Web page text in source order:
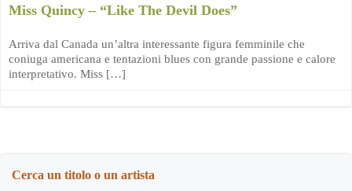
Miss Quincy – “Like The Devil Does”
Arriva dal Canada un’altra interessante figura femminile che
coniuga americana e tentazioni blues con grande passione e calore
interpretativo. Miss […]
Cerca un titolo o un artista